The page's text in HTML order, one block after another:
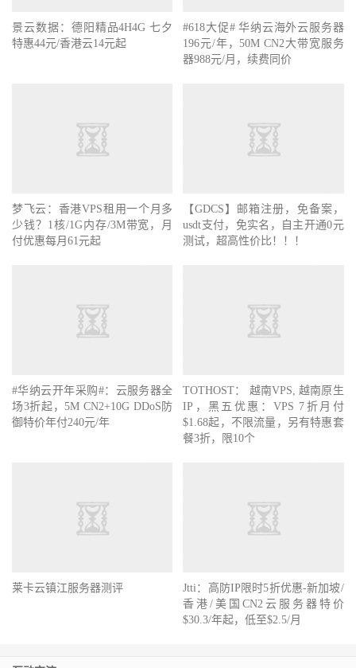
景云数据：德阳精品4H4G 七夕
特惠44元/香港云14元起
#618大促# 华纳云海外云服务器
196元/年，50M CN2大带宽服务
器988元/月，续费同价
梦飞云：香港VPS租用一个月多
少钱？1核/1G内存/3M带宽，月
付优惠每月61元起
【GDCS】邮箱注册，免备案，
usdt支付，免实名，自主开通0元
测试，超高性价比！！！
#华纳云开年采购#：云服务器全
场3折起，5M CN2+10G DDoS防
御特价年付240元/年
TOTHOST： 越南VPS, 越南原生
IP，黑五优惠：VPS 7折月付
$1.68起，不限流量，另有特惠套
餐3折，限10个
莱卡云镇江服务器测评
Jtti：高防IP限时5折优惠-新加坡/
香港/美国CN2云服务器特价
$30.3/年起，低至$2.5/月